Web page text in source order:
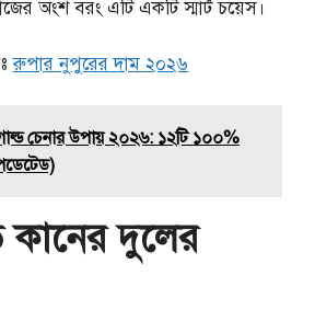
অংশ বরং এটি একটি স্মার্ট চয়েস।
রুপার নুপুরের দাম ২০২৬
চেনার উপায় ২০২৬: ১২টি ১০০%
কানের দুলের